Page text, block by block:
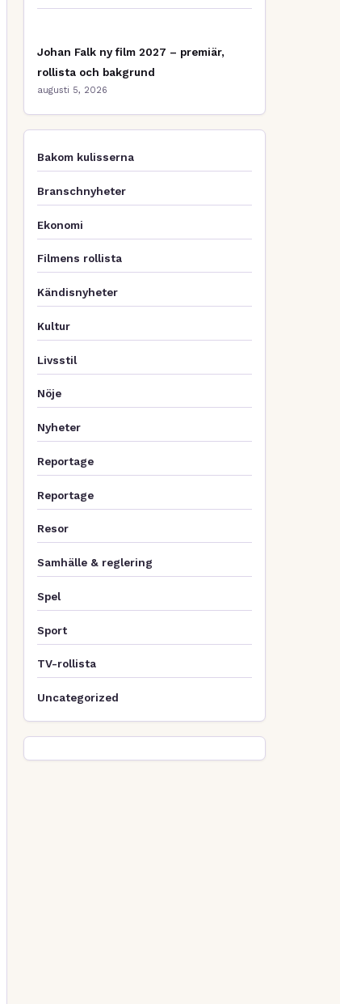
Johan Falk ny film 2027 – premiär,
rollista och bakgrund
augusti 5, 2026
Bakom kulisserna
Branschnyheter
Ekonomi
Filmens rollista
Kändisnyheter
Kultur
Livsstil
Nöje
Nyheter
Reportage
Reportage
Resor
Samhälle & reglering
Spel
Sport
TV-rollista
Uncategorized